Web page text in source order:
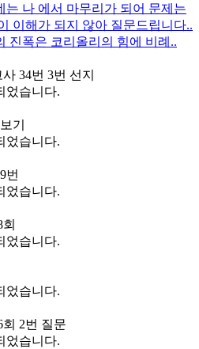
는 나 에서 마무리가 되어 문제는
이해가 되지 않아 질문드립니다..
진폭은 코리올리의 힘에 비례..
34번 3번 선지
었습니다.
기
었습니다.
번
었습니다.
었습니다.
었습니다.
2번 질문
었습니다.